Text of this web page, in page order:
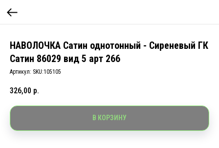
НАВОЛОЧКА Сатин однотонный - Сиреневый ГК
Сатин 86029 вид 5 арт 266
Артикул: SKU:105105
326,00 р.
В КОРЗИНУ